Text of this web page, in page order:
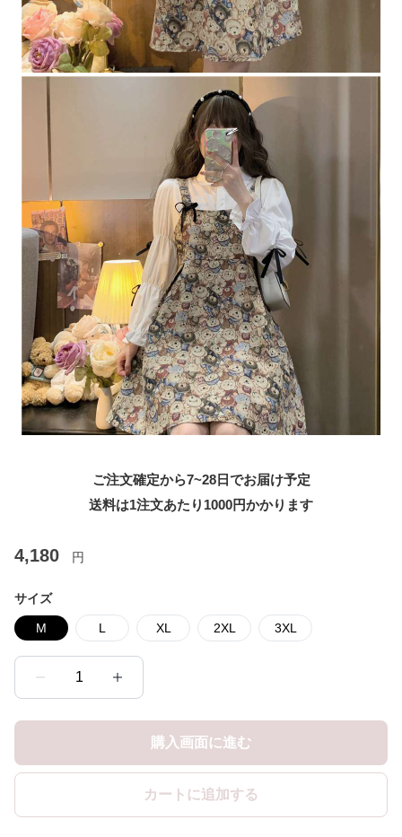
ご注文確定から7~28日でお届け予定
送料は1注文あたり 1000円かかります
4,180 円
サイズ
M L XL 2XL 3XL
1
購入画面に進む
カートに追加する